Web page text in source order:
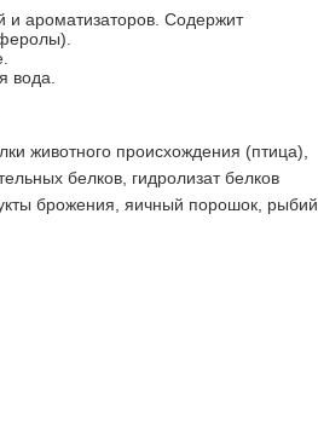
и ароматизаторов. Содержит
вода.
животного происхождения (птица),
белков, гидролизат белков
брожения, яичный порошок, рыбий